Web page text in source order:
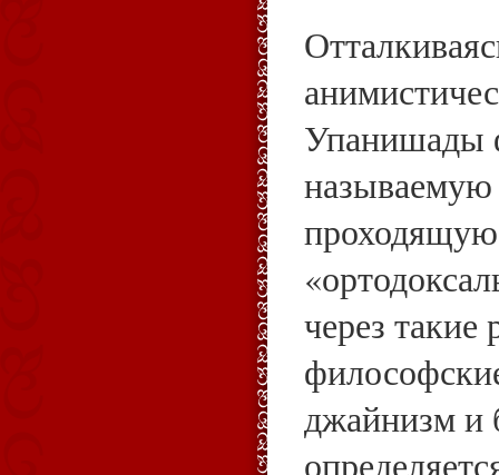
Упанишады
проходящую
через такие
джайнизм и